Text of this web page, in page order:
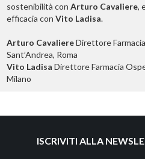
sostenibilità con Arturo Cavaliere,
efficacia con Vito Ladisa.
Arturo CavaliereDirettore
Sant’Andrea, Roma
Vito Ladisa Direttore Farmacia
Milano
ISCRIVITI ALLA